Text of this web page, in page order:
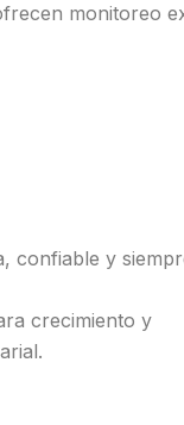
monitoreo
confiable y
crecimiento y